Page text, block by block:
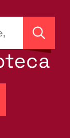
Cerca